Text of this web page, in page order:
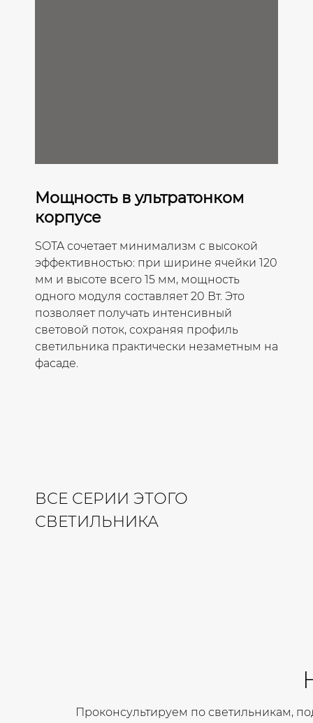
Мощность в ультратонком
корпусе
SOTA сочетает минимализм с высокой
эффективностью: при ширине ячейки 120
мм и высоте всего 15 мм, мощность
одного модуля составляет 20 Вт. Это
позволяет получать интенсивный
световой поток, сохраняя профиль
светильника практически незаметным на
фасаде.
ВСЕ СЕРИИ ЭТОГО
СВЕТИЛЬНИКА
Проконсультируем по светильникам,